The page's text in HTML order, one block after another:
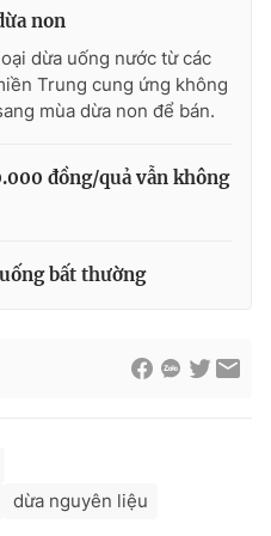
điện tử số 483/GP-BTTTT
Hạnh, Phạm Quốc Thắng,
024.38 355 932
non
dừa uống nước từ các
Trung cung ứng không
mùa dừa non để bán.
đồng/quả vẫn không
bất thường
dừa nguyên liệu